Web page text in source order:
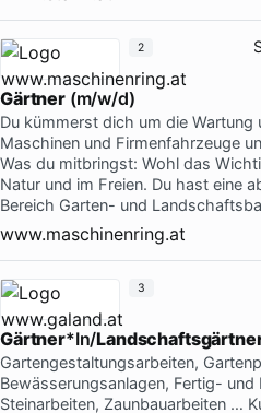
Gärtner(m/w/d)
Du kümmerst dich um die Wartung
Maschinen und Firmenfahrzeuge
Was du mitbringst: Wohl das
Natur und im Freien. Du hast eine
Bereich Garten- und
www.maschinenring.at
2
Gärtner*In/
Gartengestaltungsarbeiten,
Bewässerungsanlagen, Fertig-
Steinarbeiten, Zaunbauarbeiten …
3